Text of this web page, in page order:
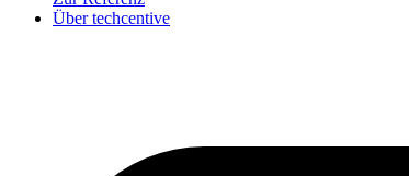
Über techcentive